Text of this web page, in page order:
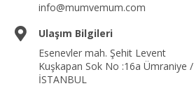
info@mumvemum.com
Ulaşım Bilgileri
Esenevler mah. Şehit Levent
Kuşkapan Sok No :16a Ümraniye /
İSTANBUL